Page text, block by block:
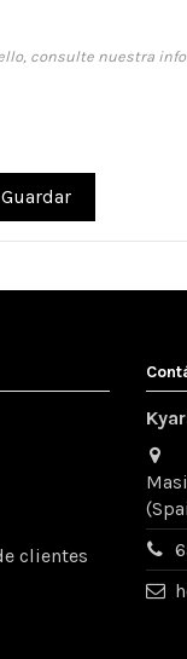
consulte nuestra
Guardar
clientes